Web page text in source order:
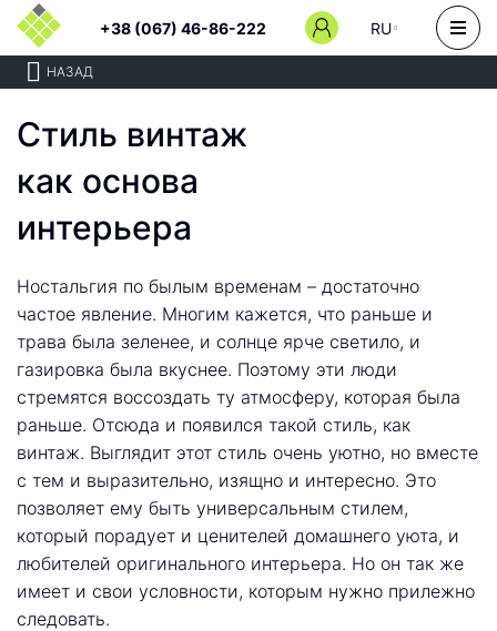
+38 (067) 46-86-222 RU
НАЗАД
Стиль винтаж
как основа
интерьера
Ностальгия по былым временам – достаточно
частое явление. Многим кажется, что раньше и
трава была зеленее, и солнце ярче светило, и
газировка была вкуснее. Поэтому эти люди
стремятся воссоздать ту атмосферу, которая была
раньше. Отсюда и появился такой стиль, как
винтаж. Выглядит этот стиль очень уютно, но вместе
с тем и выразительно, изящно и интересно. Это
позволяет ему быть универсальным стилем,
который порадует и ценителей домашнего уюта, и
любителей оригинального интерьера. Но он так же
имеет и свои условности, которым нужно прилежно
следовать.